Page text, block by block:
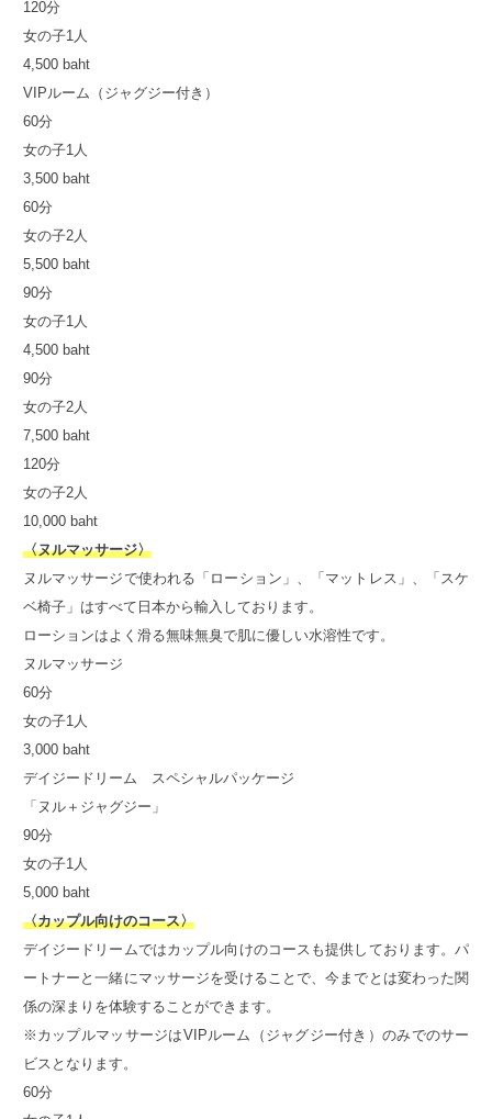
120分
女の子1人
4,500 baht
VIPルーム（ジャグジー付き）
60分
女の子1人
3,500 baht
60分
女の子2人
5,500 baht
90分
女の子1人
4,500 baht
90分
女の子2人
7,500 baht
120分
女の子2人
10,000 baht
〈ヌルマッサージ〉
ヌルマッサージで使われる「ローション」、「マットレス」、「スケ
ベ椅子」はすべて日本から輸入しております。
ローションはよく滑る無味無臭で肌に優しい水溶性です。
ヌルマッサージ
60分
女の子1人
3,000 baht
デイジードリーム スペシャルパッケージ
「ヌル＋ジャグジー」
90分
女の子1人
5,000 baht
〈カップル向けのコース〉
デイジードリームではカップル向けのコースも提供しております。パ
ートナーと一緒にマッサージを受けることで、今までとは変わった関
係の深まりを体験することができます。
※カップルマッサージはVIPルーム（ジャグジー付き）のみでのサー
ビスとなります。
60分